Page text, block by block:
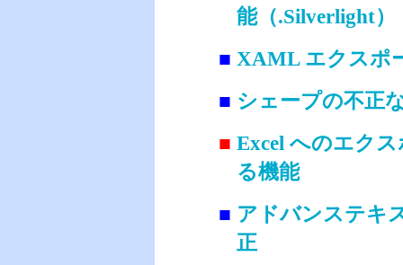
能（.Silverlight）
■ XAML エクスポ
■ シェープの不正
■ Excel へのエク
る機能
■ アドバンステキ
正